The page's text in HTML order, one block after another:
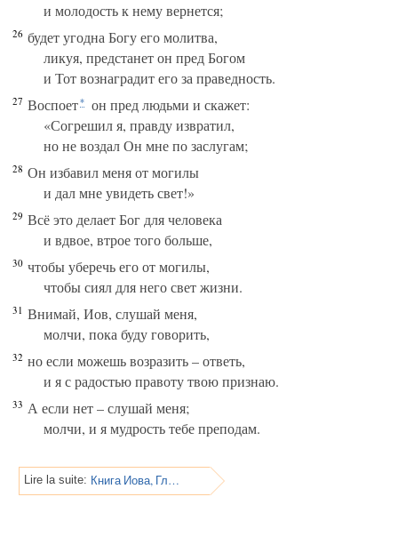
и молодость к нему вернется;
26 будет угодна Богу его молитва,
ликуя, предстанет он пред Богом
и Тот вознаградит его за праведность.
27 Воспоет*
он пред людьми и скажет:
«Согрешил я, правду извратил,
но не воздал Он мне по заслугам;
28 Он избавил меня от могилы
и дал мне увидеть свет!»
29 Всё это делает Бог для человека
и вдвое, втрое того больше,
30 чтобы уберечь его от могилы,
чтобы сиял для него свет жизни.
31 Внимай, Иов, слушай меня,
молчи, пока буду говорить,
32 но если можешь возразить – ответь,
и я с радостью правоту твою признаю.
33 А если нет – слушай меня;
молчи, и я мудрость тебе преподам.
Lire la suite: Книга Иова, Глава 34